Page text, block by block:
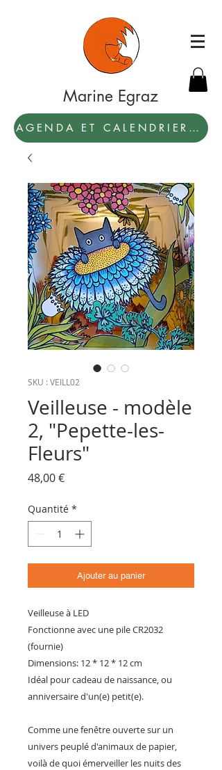
Marine Egraz
AGENDA ET CALENDRIER 2027: PAR ICI !
SKU : VEILL02
Veilleuse - modèle
2, "Pepette-les-
Fleurs"
48,00 €Prix
Quantité *
Ajouter au panier
Veilleuse à LED
Fonctionne avec une pile CR2032
(fournie)
Dimensions: 12 * 12 * 12 cm
Idéal pour cadeau de naissance, ou
anniversaire d'un(e) petit(e).
Comme une fenêtre ouverte sur un
univers peuplé d'animaux de papier,
voilà de quoi émerveiller les nuits des